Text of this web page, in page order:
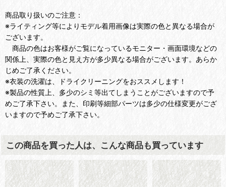
商品取り扱いのご注意：
※ライティング等によりモデル着用画像は実際の色と異なる場合が
ございます。
商品の色はお客様がご覧になっているモニター・画面環境などの
関係上、実際の色と見え方が多少異なる場合がございます。あらか
じめご了承ください。
※衣装の洗濯は、ドライクリーニングをおススメします！
※製品の性質上、多少のシミ等出てしまうことがございますので予
めご了承下さい。また、印刷等細部パーツは多少の仕様変更がござ
いますので予めご了承下さい。
この商品を買った人は、こんな商品も買っています